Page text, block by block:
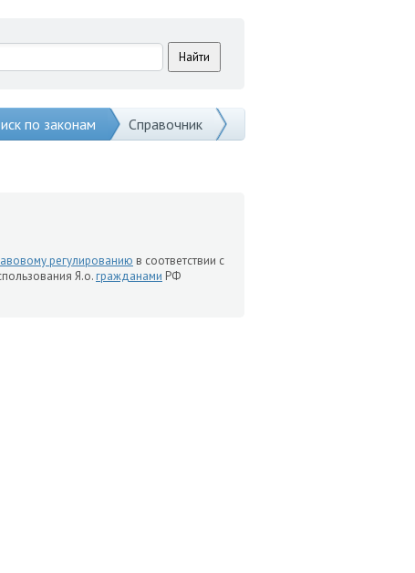
по законам Справочник
регулированию в соответствии с
Я.о.гражданами РФ